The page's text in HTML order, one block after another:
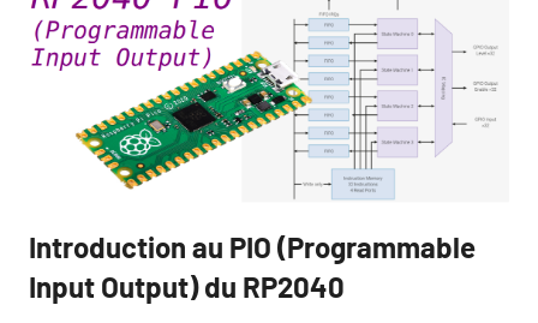
Blog
Introduction au PIO (Programmable
Input Output) du RP2040